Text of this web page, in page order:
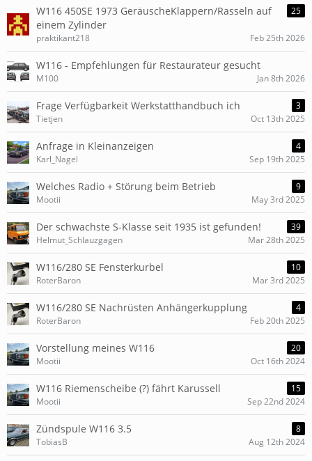
W116 450SE 1973 GeräuscheKlappern/Rasseln auf
einem Zylinder
25
praktikant218 Feb 25th 2026
W116 - Empfehlungen für Restaurateur gesucht
M100 Jan 8th 2026
Frage Verfügbarkeit Werkstatthandbuch ich
3
Tietjen
Oct 13th 2025
Anfrage in Kleinanzeigen
4
Karl_Nagel
Sep 19th 2025
Welches Radio + Störung beim Betrieb
9
Mootii
May 3rd 2025
Der schwachste S-Klasse seit 1935 ist gefunden!
39
Helmut_Schlauzgagen
Mar 28th 2025
W116/280 SE Fensterkurbel
10
RoterBaron
Mar 3rd 2025
W116/280 SE Nachrüsten Anhängerkupplung
4
RoterBaron
Feb 20th 2025
Vorstellung meines W116
20
Mootii
Oct 16th 2024
W116 Riemenscheibe (?) fährt Karussell
15
Mootii
Sep 22nd 2024
Zündspule W116 3.5
8
TobiasB
Aug 12th 2024